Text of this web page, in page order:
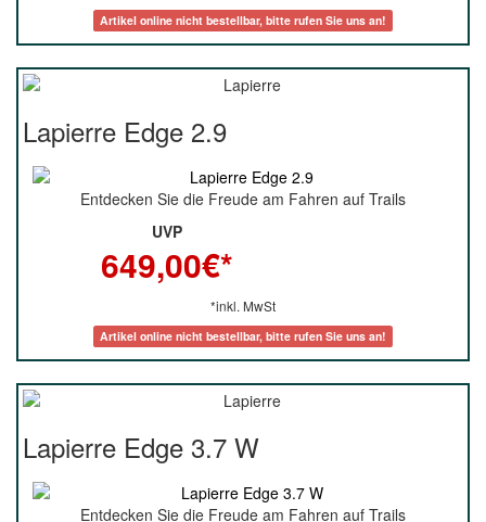
Artikel online nicht bestellbar, bitte rufen Sie uns an!
Lapierre Edge 2.9
Entdecken Sie die Freude am Fahren auf Trails
UVP
649,00€*
*inkl. MwSt
Artikel online nicht bestellbar, bitte rufen Sie uns an!
Lapierre Edge 3.7 W
Entdecken Sie die Freude am Fahren auf Trails